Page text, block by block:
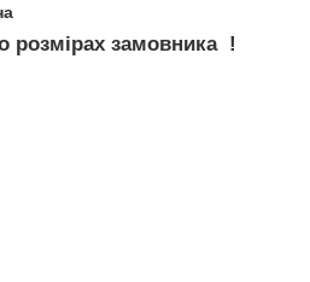
замовника !